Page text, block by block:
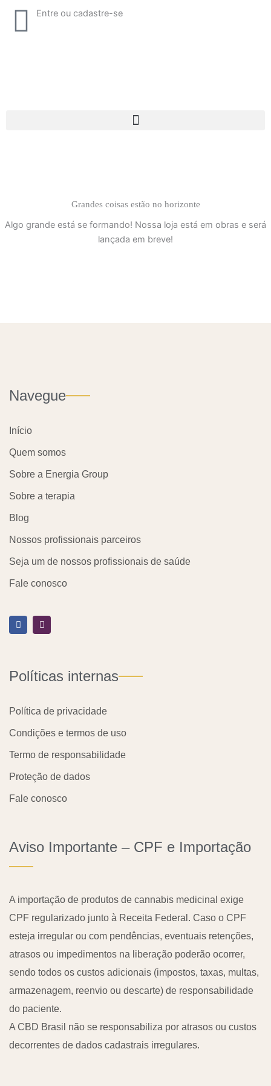
Entre ou cadastre-se
Grandes coisas estão no horizonte
Algo grande está se formando! Nossa loja está em obras e será
lançada em breve!
Navegue
Início
Quem somos
Sobre a Energia Group
Sobre a terapia
Blog
Nossos profissionais parceiros
Seja um de nossos profissionais de saúde
Fale conosco
a
c
e
k
n
s
t
a
m
Políticas internas
Política de privacidade
Condições e termos de uso
Termo de responsabilidade
Proteção de dados
Fale conosco
Aviso Importante – CPF e Importação
A importação de produtos de cannabis medicinal exige
CPF regularizado junto à Receita Federal. Caso o CPF
esteja irregular ou com pendências, eventuais retenções,
atrasos ou impedimentos na liberação poderão ocorrer,
sendo todos os custos adicionais (impostos, taxas, multas,
armazenagem, reenvio ou descarte) de responsabilidade
do paciente.
A CBD Brasil não se responsabiliza por atrasos ou custos
decorrentes de dados cadastrais irregulares.